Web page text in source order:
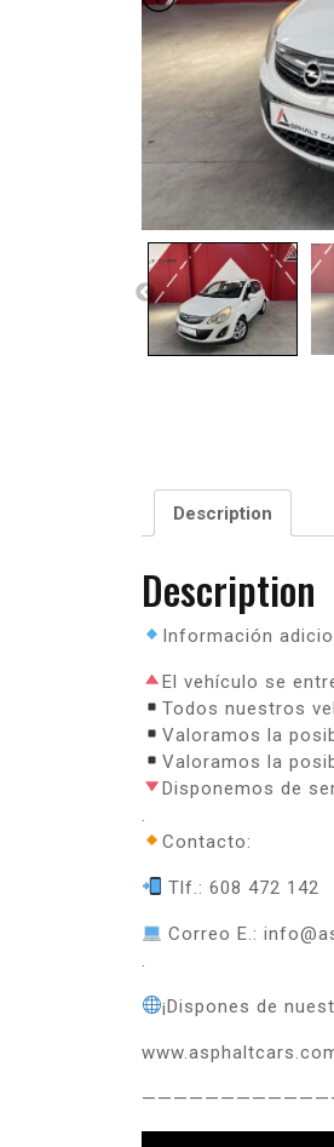
Description
Description
Información
El vehículo se
Todos nuestros
Valoramos la
Valoramos la
Disponemos de
.
Contacto:
Tlf.: 608 472 142
Correo E.:
.
¡Dispones de